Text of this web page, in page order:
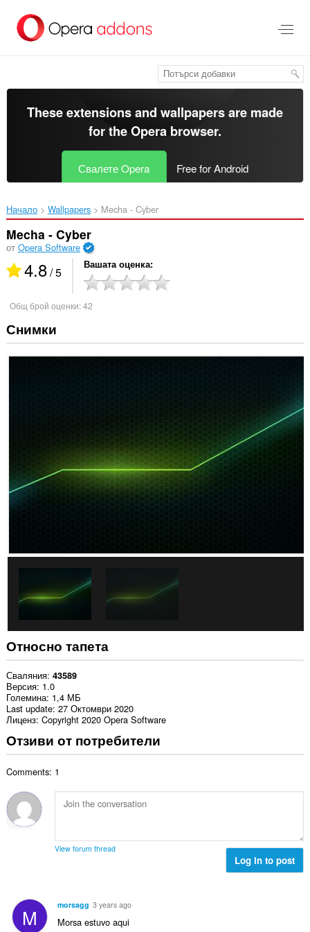
главното
съдържание
These extensions and wallpapers are made
for theOpera browser.
Свалете Opera Free for Android
Начало Wallpapers Mecha - Cyber‎
Mecha - Cyber
от Opera Software
4.8/ 5 Вашата оценка
Общ брой оценки:42
Снимки
Относно тапета
Сваляния 43589
Версия 1.0
Големина 1,4 МБ
Last update 27 Октомври 2020
Лиценз Copyright 2020 Opera Software
Отзиви от потребители
Comments: 1
View forum thread
Log in to post
M morsagg 3 years ago
Morsa estuvo aqui